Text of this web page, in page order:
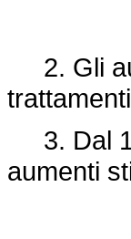
2. Gli
3. Dal
aumenti